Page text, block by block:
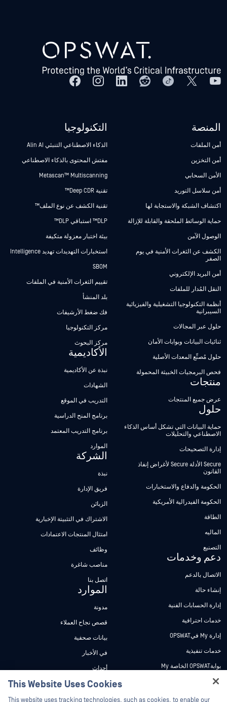
المنصة
أمن الملفات
أمن التخزين
الأمن السحابي
أمن سلاسل التوريد
اكتشاف الشبكة والاستجابة لها
حماية الوسائط الملحقة والقابلة للإزالة
الوصول الآمن
الكشف عن الثغرات الأمنية في يوم
الصفر
أمن البريد الإلكتروني
النقل المُدار للملفات
أنظمة التكنولوجيا التشغيلية والفيزيائية
السيبرانية
حلول عبر المجالات
ثنائيات البيانات وبوابات الأمان
حلول مُصنِّع المعدات الأصلية
فحص البرمجيات الخبيثة المحمولة
منتجات
عرض جميع المنتجات
حلول
حماية البيانات التي تشكل أساس الذكاء
الاصطناعي والتحليلات
إدارة التصحيحات
Secure الأدلة Secure لأغراض إنفاذ
القانون
الحكومة والدفاع والاستخبارات
الحكومة الفيدرالية الأمريكية
الطاقة
الماليه
التصنيع
دعم وخدمات
الاتصال بالدعم
إنشاء حالة
إدارة الحسابات الفنية
خدمات احترافية
إدارة My فيOPSWAT
خدمات تنفيذية
بوابةOPSWAT الخاصة My
وثائق تقنية
دورات تدريبية
التكنولوجيا
الذكاء الاصطناعي التنبئي Alin AI
مفتش المحتوى بالذكاء الاصطناعي
Metascan™ Multiscanning
تقنية Deep CDR™
تقنية الكشف عن نوع الملف™
DLP™ استباقي DLP™
بيئة اختبار معزولة متكيفة
استخبارات التهديدات تهديد Intelligence
SBOM
تقييم الثغرات الأمنية في الملفات
بلد المنشأ
فك ضغط الأرشيفات
مركز التكنولوجيا
مركز البحوث
الأكاديمية
نبذة عن الأكاديمية
الشهادات
التدريب في الموقع
برنامج المنح الدراسية
برنامج التدريب المعتمد
الموارد
الشركة
نبذة
فريق الإدارة
الزبائن
الاشتراك في التثبيتة الإخبارية
امتثال المنتجات الاعتمادات
وظائف
مناصب شاغرة
اتصل بنا
الموارد
مدونة
قصص نجاح العملاء
بيانات صحفية
في الأخبار
أحداث
ندوات عبر الإنترنت
أوراق البيانات
This Website Uses Cookies
This website uses tracking technologies, such as cookies, to enable our
Hey there!